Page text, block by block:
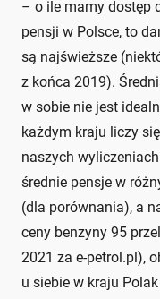
– o ile mamy dostęp
pensji w Polsce, to
są najświeższe
z końca 2019).
w sobie nie jest
każdym kraju liczy
naszych
średnie pensje w
(dla porównania), a
ceny benzyny 95
2021 za e-petrol.pl),
u siebie w kraju